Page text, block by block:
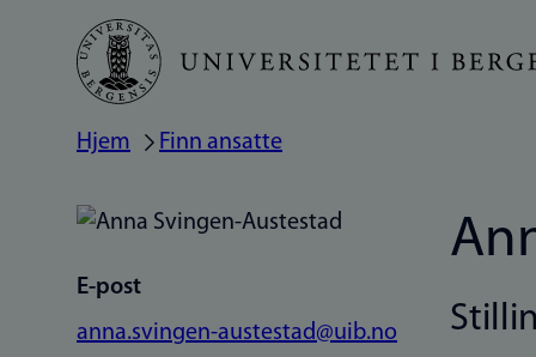
Hopp
hovedinnhold
Navigasjonssti
Hjem Finn ansatte
E-post
anna.svingen-austestad@uib.no